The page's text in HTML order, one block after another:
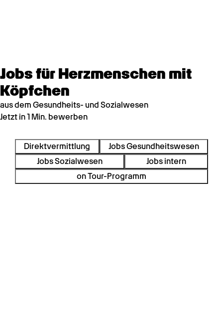
Jobs für Herzmenschen mit
Köpfchen
aus dem Gesundheits- und Sozialwesen
Jetzt in 1 Min. bewerben
Direktvermittlung
Jobs Gesundheitswesen
Jobs Sozialwesen
Jobs intern
on Tour-Programm